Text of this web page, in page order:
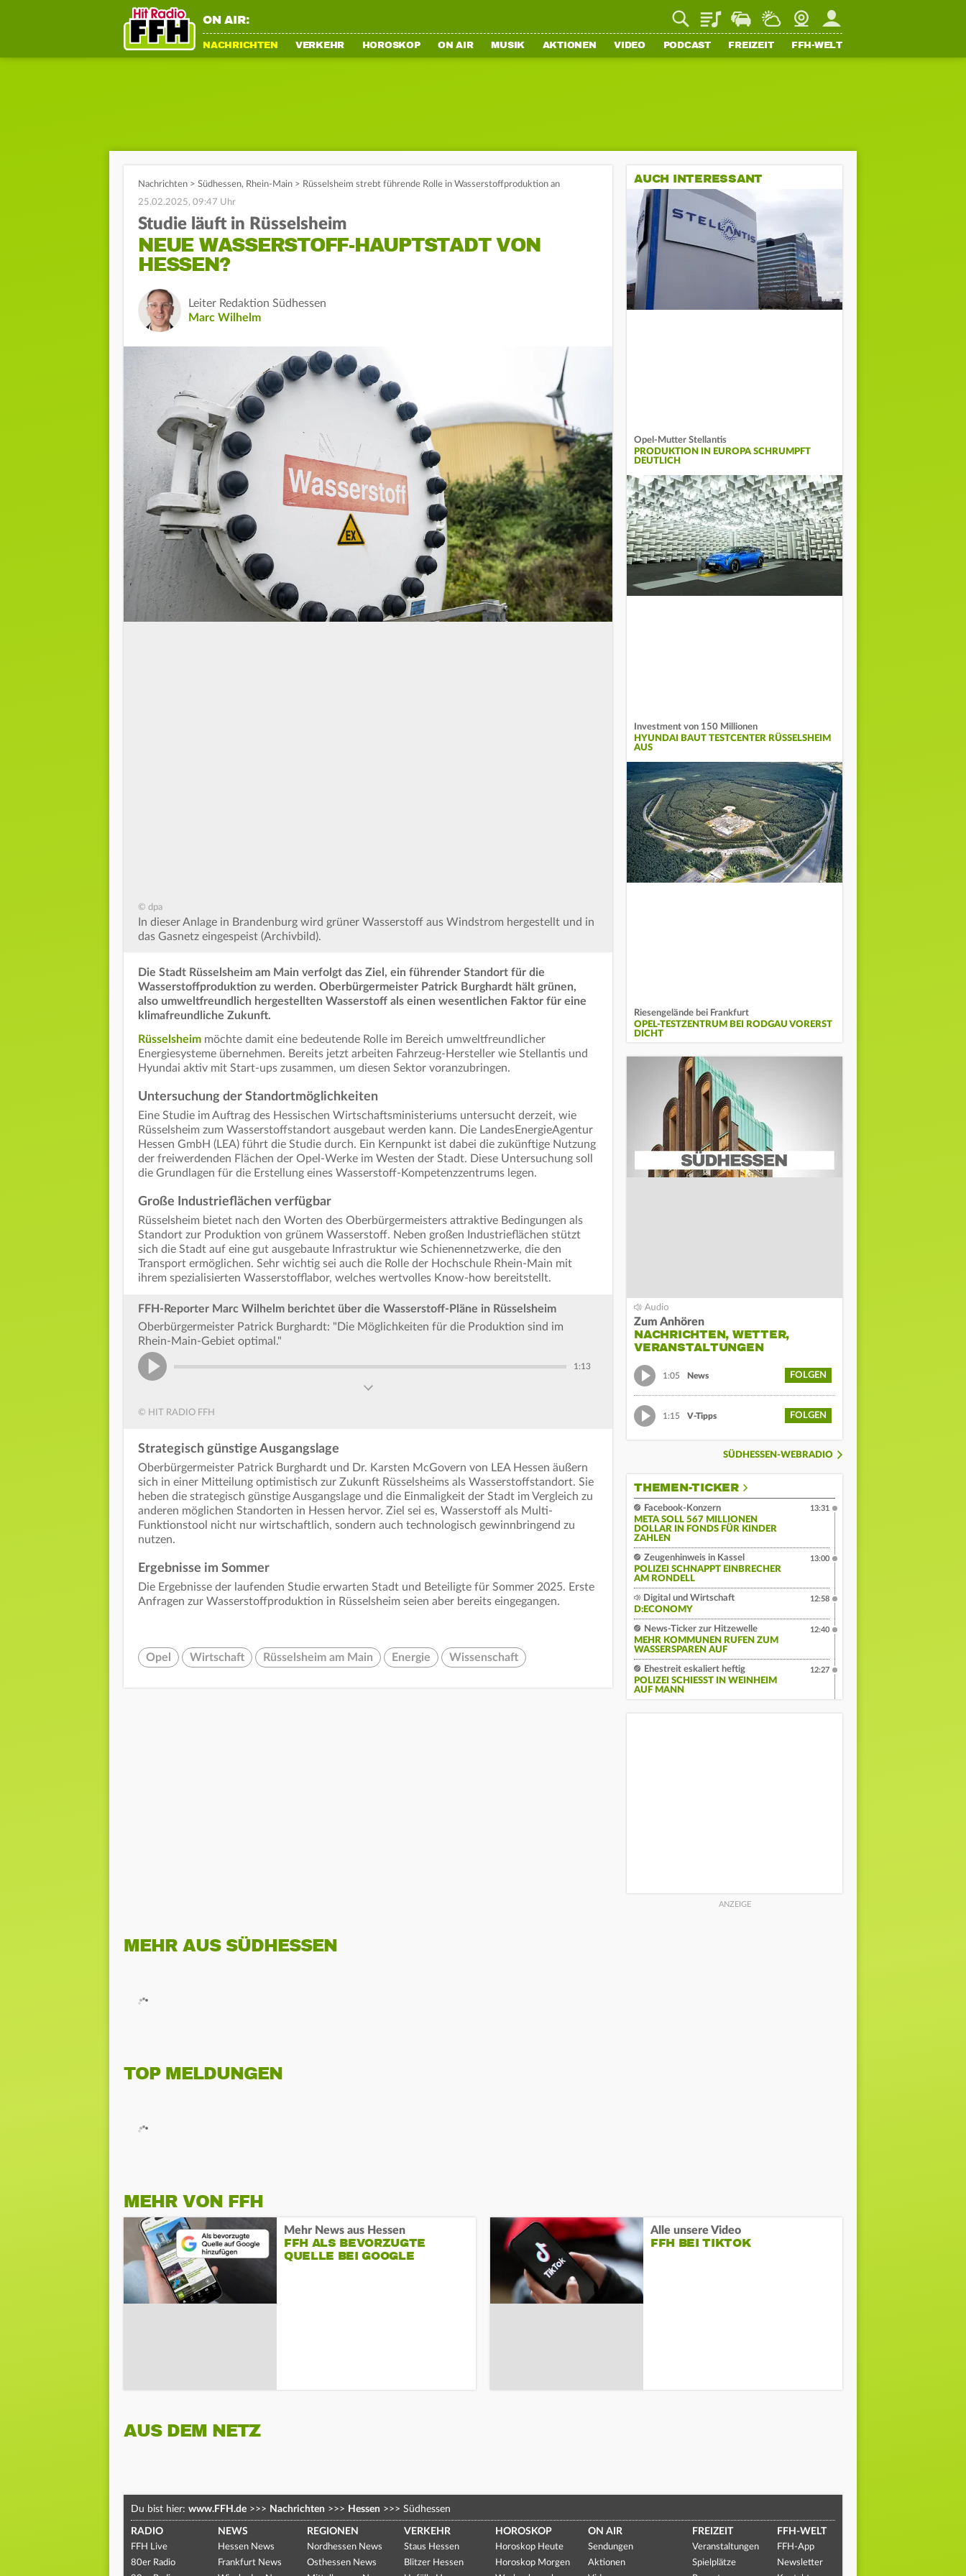
ON AIR: PlaylistStaupilotWetterWebcamMein FFH
NACHRICHTEN VERKEHR HOROSKOP ON AIR MUSIK AKTIONEN VIDEO PODCAST FREIZEIT FFH-WELT
Nachrichten > Südhessen, Rhein-Main > Rüsselsheim strebt führende Rolle in Wasserstoffproduktion an
25.02.2025, 09:47 Uhr
Studie läuft in Rüsselsheim
NEUE WASSERSTOFF-HAUPTSTADT VON
HESSEN?
Leiter Redaktion Südhessen
Marc Wilhelm
© dpa
In dieser Anlage in Brandenburg wird grüner Wasserstoff aus Windstrom hergestellt und in
das Gasnetz eingespeist (Archivbild).
Die Stadt Rüsselsheim am Main verfolgt das Ziel, ein führender Standort für die
Wasserstoffproduktion zu werden. Oberbürgermeister Patrick Burghardt hält grünen,
also umweltfreundlich hergestellten Wasserstoff als einen wesentlichen Faktor für eine
klimafreundliche Zukunft.
Rüsselsheim möchte damit eine bedeutende Rolle im Bereich umweltfreundlicher
Energiesysteme übernehmen. Bereits jetzt arbeiten Fahrzeug-Hersteller wie Stellantis und
Hyundai aktiv mit Start-ups zusammen, um diesen Sektor voranzubringen.
Untersuchung der Standortmöglichkeiten
Eine Studie im Auftrag des Hessischen Wirtschaftsministeriums untersucht derzeit, wie
Rüsselsheim zum Wasserstoffstandort ausgebaut werden kann. Die LandesEnergieAgentur
Hessen GmbH (LEA) führt die Studie durch. Ein Kernpunkt ist dabei die zukünftige Nutzung
der freiwerdenden Flächen der Opel-Werke im Westen der Stadt. Diese Untersuchung soll
die Grundlagen für die Erstellung eines Wasserstoff-Kompetenzzentrums legen.
Große Industrieflächen verfügbar
Rüsselsheim bietet nach den Worten des Oberbürgermeisters attraktive Bedingungen als
Standort zur Produktion von grünem Wasserstoff. Neben großen Industrieflächen stützt
sich die Stadt auf eine gut ausgebaute Infrastruktur wie Schienennetzwerke, die den
Transport ermöglichen. Sehr wichtig sei auch die Rolle der Hochschule Rhein-Main mit
ihrem spezialisierten Wasserstofflabor, welches wertvolles Know-how bereitstellt.
FFH-Reporter Marc Wilhelm berichtet über die Wasserstoff-Pläne in Rüsselsheim
Oberbürgermeister Patrick Burghardt: "Die Möglichkeiten für die Produktion sind im
Rhein-Main-Gebiet optimal."
1:13
© HIT RADIO FFH
Strategisch günstige Ausgangslage
Oberbürgermeister Patrick Burghardt und Dr. Karsten McGovern von LEA Hessen äußern
sich in einer Mitteilung optimistisch zur Zukunft Rüsselsheims als Wasserstoffstandort. Sie
heben die strategisch günstige Ausgangslage und die Einmaligkeit der Stadt im Vergleich zu
anderen möglichen Standorten in Hessen hervor. Ziel sei es, Wasserstoff als Multi-
Funktionstool nicht nur wirtschaftlich, sondern auch technologisch gewinnbringend zu
nutzen.
Ergebnisse im Sommer
Die Ergebnisse der laufenden Studie erwarten Stadt und Beteiligte für Sommer 2025. Erste
Anfragen zur Wasserstoffproduktion in Rüsselsheim seien aber bereits eingegangen.
Opel Wirtschaft Rüsselsheim am Main Energie Wissenschaft
AUCH INTERESSANT
Opel-Mutter Stellantis
PRODUKTION IN EUROPA SCHRUMPFT
DEUTLICH
Investment von 150 Millionen
HYUNDAI BAUT TESTCENTER RÜSSELSHEIM
AUS
Riesengelände bei Frankfurt
OPEL-TESTZENTRUM BEI RODGAU VORERST
DICHT
Zum Anhören
NACHRICHTEN, WETTER,
VERANSTALTUNGEN
1:05 News FOLGEN
1:15 V-Tipps FOLGEN
SÜDHESSEN-WEBRADIO
THEMEN-TICKER
Facebook-Konzern
META SOLL 567 MILLIONEN
DOLLAR IN FONDS FÜR KINDER
ZAHLEN
13:31
Zeugenhinweis in Kassel
POLIZEI SCHNAPPT EINBRECHER
AM RONDELL
13:00
Digital und Wirtschaft
D:ECONOMY
12:58
News-Ticker zur Hitzewelle
MEHR KOMMUNEN RUFEN ZUM
WASSERSPAREN AUF
12:40
Ehestreit eskaliert heftig
POLIZEI SCHIESST IN WEINHEIM A
UF MANN
12:27
MEHR AUS SÜDHESSEN
TOP MELDUNGEN
MEHR VON FFH
Mehr News aus Hessen
FFH ALS BEVORZUGTE
QUELLE BEI GOOGLE
Alle unsere Video
FFH BEI TIKTOK
AUS DEM NETZ
Du bist hier: www.FFH.de >>> Nachrichten >>> Hessen >>> Südhessen
RADIO
FFH Live
80er Radio
NEWS
Hessen News
Frankfurt News
REGIONEN
Nordhessen News
Osthessen News
VERKEHR
Staus Hessen
Blitzer Hessen
HOROSKOP
Horoskop Heute
Horoskop Morgen
ON AIR
Sendungen
Aktionen
FREIZEIT
Veranstaltungen
Spielplätze
FFH-WELT
FFH-App
Newsletter